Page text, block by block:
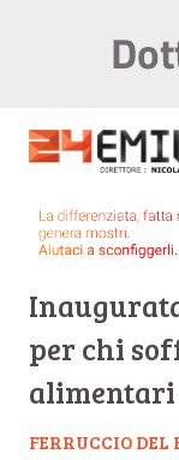
per chi
alimentari
FERRUCCIO DEL